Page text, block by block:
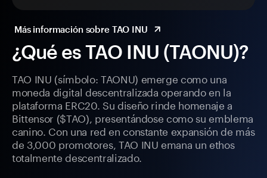
¿Qué es TAO INU (TAONU)?
TAO INU (símbolo: TAONU) emerge como una
moneda digital descentralizada operando en la
plataforma ERC20. Su diseño rinde homenaje a
Bittensor ($TAO), presentándose como su emblema
canino. Con una red en constante expansión de más
de 3,000 promotores, TAO INU emana un ethos
totalmente descentralizado.
Más información sobre TAO INU